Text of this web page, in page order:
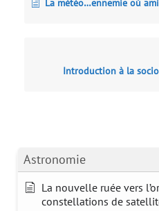
Astronomie
La nouvelle ruée vers
constellations de
La météo…ennemie où
Introduction à la